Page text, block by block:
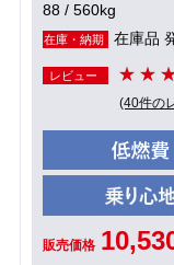
88 / 560kg
在庫・納期 在庫品
レビュー
(40件の
販売価格